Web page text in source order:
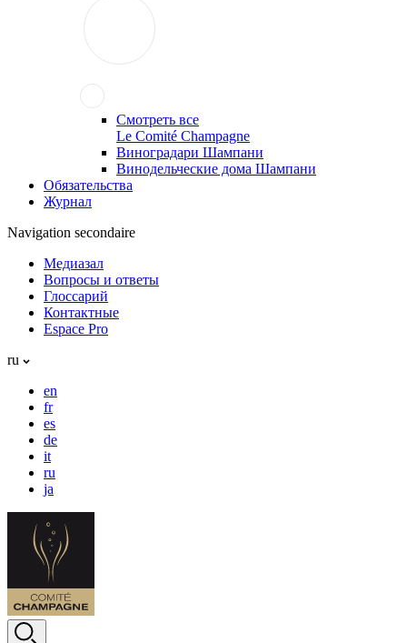
Смотреть все
Le Comité Champagne
Виноградари Шампани
Винодельческие дома Шампани
Обязательства
Журнал
Navigation secondaire
Медиазал
Вопросы и ответы
Глоссарий
Контактные
Espace Pro
ru
en
fr
es
de
it
ru
ja